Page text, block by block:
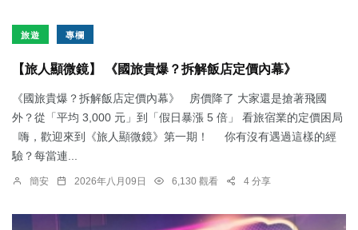
旅遊 專欄
【旅人顯微鏡】 《國旅貴爆？拆解飯店定價內幕》
《國旅貴爆？拆解飯店定價內幕》 房價降了 大家還是搶著飛國
外？從「平均 3,000 元」到「假日暴漲 5 倍」 看旅宿業的定價困局
嗨，歡迎來到《旅人顯微鏡》第一期！ 你有沒有遇過這樣的經
驗？每當連...
簡安 2026年八月09日 6,130 觀看 4 分享